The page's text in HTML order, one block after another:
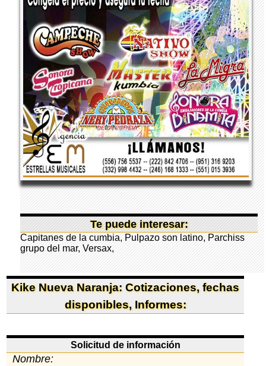
Te puede interesar:
Capitanes de la cumbia, Pulpazo son latino, Parchiss
grupo del mar,Versax,
Kike Nueva Naranja: Cotizaciones, fechas
disponibles, Informes:
Solicitud de información
Nombre: